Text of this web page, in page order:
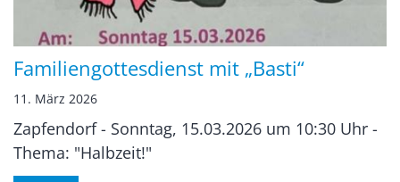
Familiengottesdienst mit „Basti“
11. März 2026
Zapfendorf - Sonntag, 15.03.2026 um 10:30 Uhr -
Thema: "Halbzeit!"